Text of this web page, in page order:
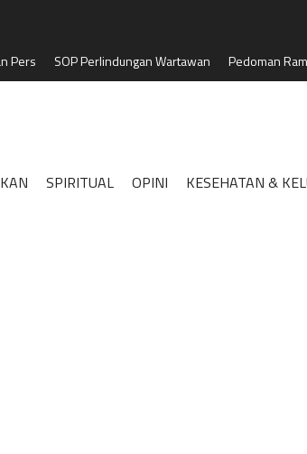
Pers SOP Perlindungan Wartawan Pedoman
SPIRITUAL OPINI KESEHATAN &